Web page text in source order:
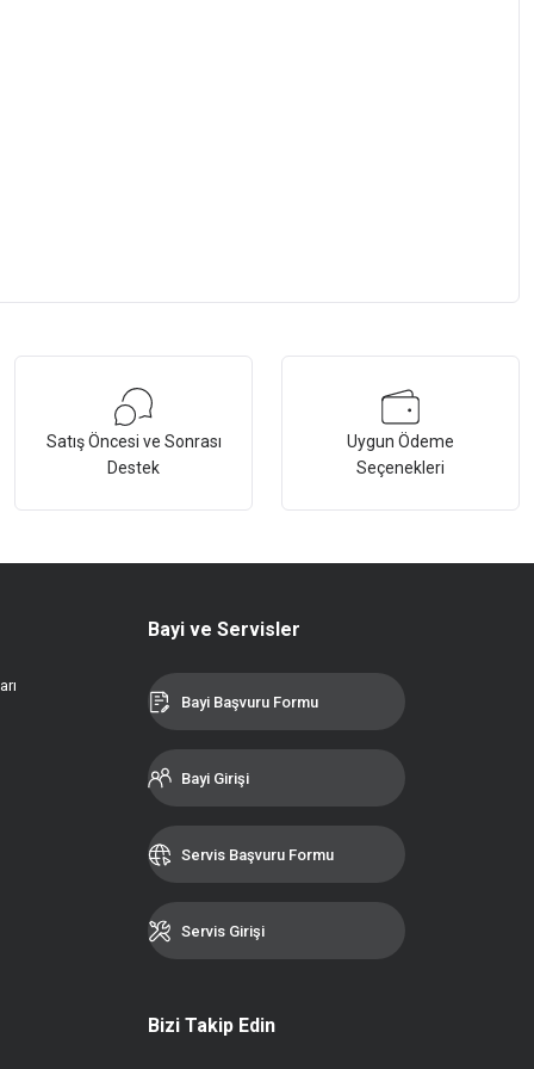
Satış Öncesi ve Sonrası
Destek
Uygun Ödeme
Seçenekleri
Bayi ve Servisler
Bayi Başvuru Formu
Bayi Girişi
Servis Başvuru Formu
Servis Girişi
Bizi Takip Edin